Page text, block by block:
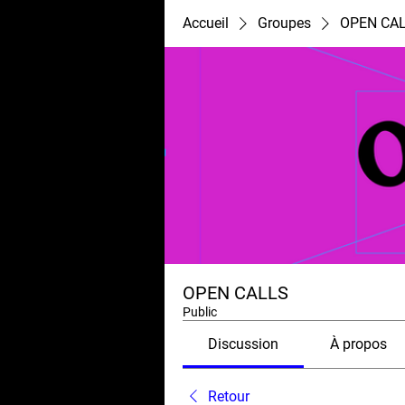
Accueil Groupes OPEN
OPEN CALLS
Public
Discussion À propos
Retour